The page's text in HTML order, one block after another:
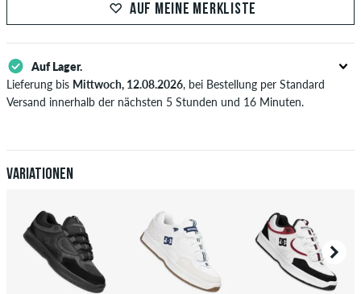
AUF MEINE MERKLISTE
Auf Lager.
Lieferung bis Mittwoch, 12.08.2026, bei Bestellung per Standard
Versand innerhalb der nächsten 5 Stunden und 16 Minuten.
deiner Überweisung an dich versendet. Weitere Infos zuVersand&
Zahlung .
Variationen